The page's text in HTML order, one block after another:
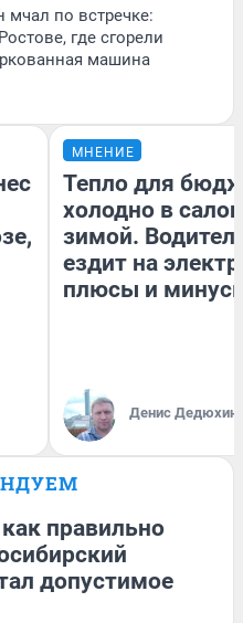
по встречке:
где сгорели
машина
МНЕНИЕ
Тепло для
холодно в
зимой.
ездит на
плюсы и
Денис Дедюхин
правильно
допустимое